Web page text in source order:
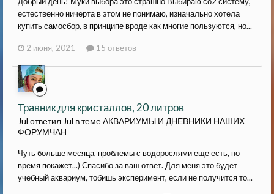
естественно ничерта в этом не понимаю, изначально хотела
купить самосбор, в принципе вроде как многие пользуются, но...
2 июня, 2021 15 ответов
Травник для кристаллов, 20 литров
Jul ответил Jul в темеАКВАРИУМЫ И ДНЕВНИКИ НАШИХ
ФОРУМЧАН
Чуть больше месяца, проблемы с водорослями еще есть, но
время покажет...) Спасибо за ваш ответ. Для меня это будет
учебный аквариум, тобишь эксперимент, если не получится то...